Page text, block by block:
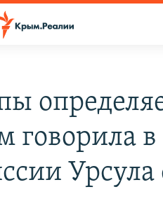
говорила в